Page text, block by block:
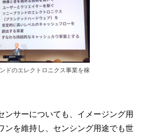
ドのエレクトロニクス事業を稼
ンサーについても、イメージング用
ンを維持し、センシング用途でも世